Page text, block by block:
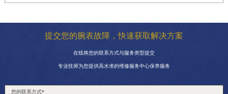
提交您的腕表故障，快速获取解决方案
在线将您的联系方式与服务类型提交
专业技师为您提供高水准的维修服务中心保养服务